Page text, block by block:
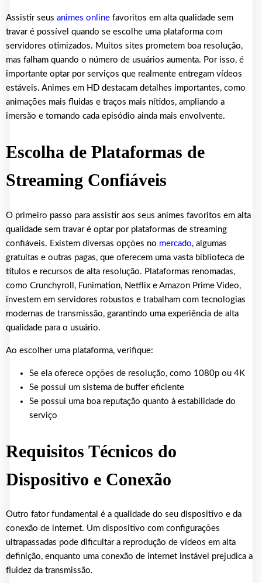
Assistir seus animes online favoritos em alta qualidade sem
travar é possível quando se escolhe uma plataforma com
servidores otimizados. Muitos sites prometem boa resolução,
mas falham quando o número de usuários aumenta. Por isso, é
importante optar por serviços que realmente entregam vídeos
estáveis. Animes em HD destacam detalhes importantes, como
animações mais fluidas e traços mais nítidos, ampliando a
imersão e tornando cada episódio ainda mais envolvente.
Escolha de Plataformas de
Streaming Confiáveis
O primeiro passo para assistir aos seus animes favoritos em alta
qualidade sem travar é optar por plataformas de streaming
confiáveis. Existem diversas opções no mercado, algumas
gratuitas e outras pagas, que oferecem uma vasta biblioteca de
títulos e recursos de alta resolução. Plataformas renomadas,
como Crunchyroll, Funimation, Netflix e Amazon Prime Video,
investem em servidores robustos e trabalham com tecnologias
modernas de transmissão, garantindo uma experiência de alta
qualidade para o usuário.
Ao escolher uma plataforma, verifique:
Se ela oferece opções de resolução, como 1080p ou 4K
Se possui um sistema de buffer eficiente
Se possui uma boa reputação quanto à estabilidade do
serviço
Requisitos Técnicos do
Dispositivo e Conexão
Outro fator fundamental é a qualidade do seu dispositivo e da
conexão de internet. Um dispositivo com configurações
ultrapassadas pode dificultar a reprodução de vídeos em alta
definição, enquanto uma conexão de internet instável prejudica a
fluidez da transmissão.